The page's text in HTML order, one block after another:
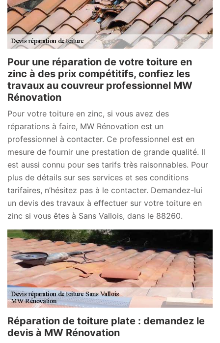
Pour une réparation de votre toiture en
zinc à des prix compétitifs, confiez les
travaux au couvreur professionnel MW
Rénovation
Pour votre toiture en zinc, si vous avez des
réparations à faire, MW Rénovation est un
professionnel à contacter. Ce professionnel est en
mesure de fournir une prestation de grande qualité. Il
est aussi connu pour ses tarifs très raisonnables. Pour
plus de détails sur ses services et ses conditions
tarifaires, n’hésitez pas à le contacter. Demandez-lui
un devis des travaux à effectuer sur votre toiture en
zinc si vous êtes à Sans Vallois, dans le 88260.
Réparation de toiture plate : demandez le
devis à MW Rénovation